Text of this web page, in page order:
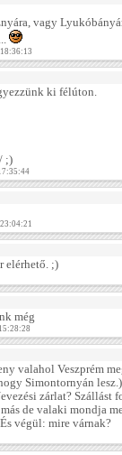
vagy
ki félúton.
;)
elérhető. ;)
még
valahol Veszprém
Simontornyán lesz.)
zárlat?
de valaki mondja
végül: mire várnak?